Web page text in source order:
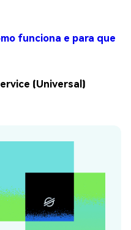
funciona e para que
(Universal)